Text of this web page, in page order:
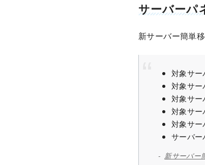
サーバーパ
新サーバー簡単
対象サー
対象サ
対象サー
対象サ
対象サ
サーバー
新サーバー